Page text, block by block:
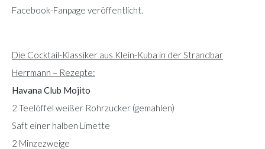
Facebook-Fanpage veröffentlicht.
Die Cocktail-Klassiker aus Klein-Kuba in der Strandbar
Herrmann – Rezepte:
Havana Club Mojito
2 Teelöffel weißer Rohrzucker (gemahlen)
Saft einer halben Limette
2 Minzezweige